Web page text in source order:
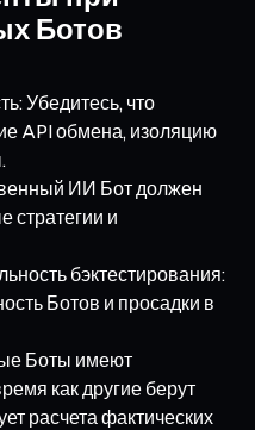
Ботов
Убедитесь, что
API обмена, изоляцию
ИИ Бот должен
стратегии и
бэктестирования:
Ботов и просадки в
Боты имеют
как другие берут
расчета фактических